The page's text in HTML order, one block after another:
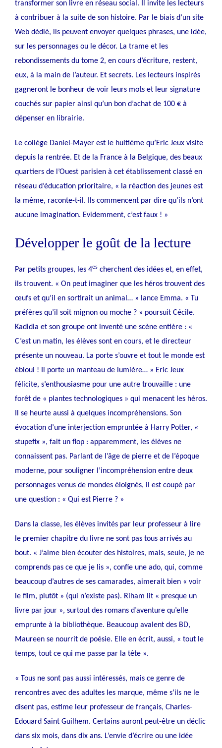
transformer son livre en réseau social. Il invite les lecteurs
à contribuer à la suite de son histoire. Par le biais d’un site
Web dédié, ils peuvent envoyer quelques phrases, une idée,
sur les personnages ou le décor. La trame et les
rebondissements du tome 2, en cours d’écriture, restent,
eux, à la main de l’auteur. Et secrets. Les lecteurs inspirés
gagneront le bonheur de voir leurs mots et leur signature
couchés sur papier ainsi qu’un bon d’achat de 100 € à
dépenser en librairie.
Le collège Daniel-Mayer est le huitième qu’Eric Jeux visite
depuis la rentrée. Et de la France à la Belgique, des beaux
quartiers de l’Ouest parisien à cet établissement classé en
réseau d’éducation prioritaire, « la réaction des jeunes est
la même, raconte-t-il. Ils commencent par dire qu’ils n’ont
aucune imagination. Evidemment, c’est faux ! »
Développer le goût de la lecture
Par petits groupes, les 4es cherchent des idées et, en effet,
ils trouvent. « On peut imaginer que les héros trouvent des
œufs et qu’il en sortirait un animal… » lance Emma. « Tu
préfères qu’il soit mignon ou moche ? » poursuit Cécile.
Kadidia et son groupe ont inventé une scène entière : «
C’est un matin, les élèves sont en cours, et le directeur
présente un nouveau. La porte s’ouvre et tout le monde est
ébloui ! Il porte un manteau de lumière… » Eric Jeux
félicite, s’enthousiasme pour une autre trouvaille : une
forêt de « plantes technologiques » qui menacent les héros.
Il se heurte aussi à quelques incompréhensions. Son
évocation d’une interjection empruntée à Harry Potter, «
stupefix », fait un flop : apparemment, les élèves ne
connaissent pas. Parlant de l’âge de pierre et de l’époque
moderne, pour souligner l’incompréhension entre deux
personnages venus de mondes éloignés, il est coupé par
une question : « Qui est Pierre ? »
Dans la classe, les élèves invités par leur professeur à lire
le premier chapitre du livre ne sont pas tous arrivés au
bout. « J’aime bien écouter des histoires, mais, seule, je ne
comprends pas ce que je lis », confie une ado, qui, comme
beaucoup d’autres de ses camarades, aimerait bien « voir
le film, plutôt » (qui n’existe pas). Riham lit « presque un
livre par jour », surtout des romans d’aventure qu’elle
emprunte à la bibliothèque. Beaucoup avalent des BD,
Maureen se nourrit de poésie. Elle en écrit, aussi, « tout le
temps, tout ce qui me passe par la tête ».
« Tous ne sont pas aussi intéressés, mais ce genre de
rencontres avec des adultes les marque, même s’ils ne le
disent pas, estime leur professeur de français, Charles-
Edouard Saint Guilhem. Certains auront peut-être un déclic
dans six mois, dans dix ans. L’envie d’écrire ou une idée